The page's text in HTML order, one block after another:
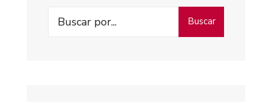
Buscar